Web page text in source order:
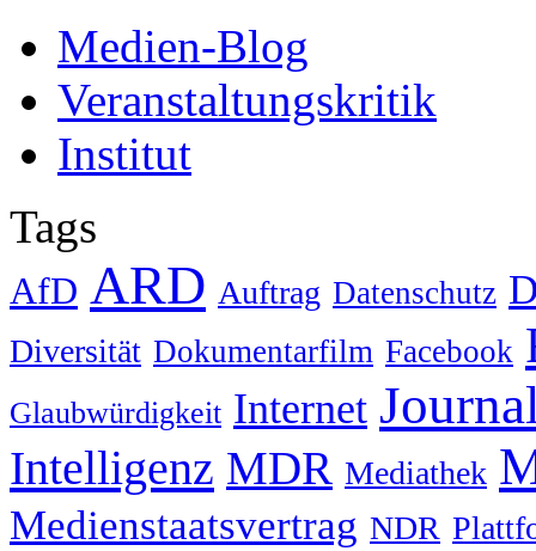
Medien-Blog
Veranstaltungskritik
Institut
Tags
AfD ARD Auftrag Datenschutz
Diversität Dokumentarfilm Facebook
Glaubwürdigkeit Internet
Intelligenz MDR Mediathek
Medienstaatsvertrag NDR